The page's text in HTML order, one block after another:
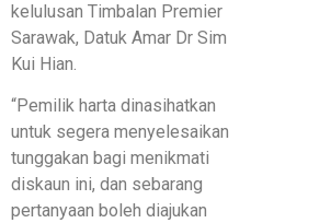
kelulusan Timbalan Premier
Sarawak, Datuk Amar Dr Sim
Kui Hian.
“Pemilik harta dinasihatkan
untuk segera menyelesaikan
tunggakan bagi menikmati
diskaun ini, dan sebarang
pertanyaan boleh diajukan